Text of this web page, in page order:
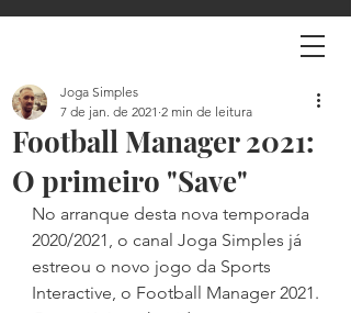
Football Manager 2021:
O primeiro "Save"
Joga Simples
7 de jan. de 2021 2 min de leitura
No arranque desta nova temporada
2020/2021, o canal Joga Simples já
estreou o novo jogo da Sports
Interactive, o Football Manager 2021.